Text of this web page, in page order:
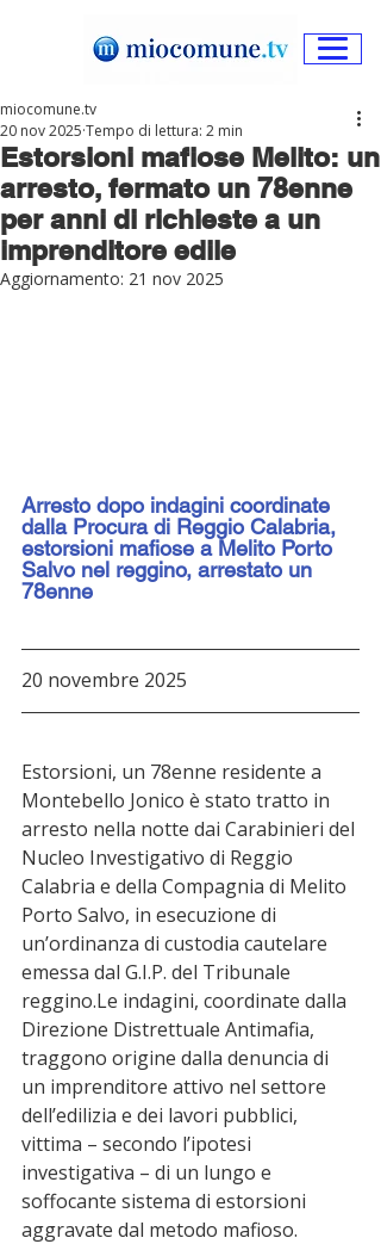
Estorsioni mafiose Melito: un
arresto, fermato un 78enne
per anni di richieste a un
imprenditore edile
miocomune.tv
20 nov 2025 Tempo di lettura: 2 min
Aggiornamento: 21 nov 2025
Arresto dopo indagini coordinate
dalla Procura di Reggio Calabria,
estorsioni mafiose a Melito Porto
Salvo nel reggino, arrestato un
78enne
20 novembre 2025
Estorsioni, un 78enne residente a
Montebello Jonico è stato tratto in
arresto nella notte dai Carabinieri del
Nucleo Investigativo di Reggio
Calabria e della Compagnia di Melito
Porto Salvo, in esecuzione di
un’ordinanza di custodia cautelare
emessa dal G.I.P. del Tribunale
reggino.Le indagini, coordinate dalla
Direzione Distrettuale Antimafia,
traggono origine dalla denuncia di
un imprenditore attivo nel settore
dell’edilizia e dei lavori pubblici,
vittima – secondo l’ipotesi
investigativa – di un lungo e
soffocante sistema di estorsioni
aggravate dal metodo mafioso.